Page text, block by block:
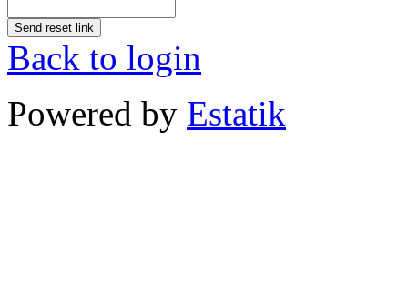
Send reset link
Back to login
Powered by Estatik